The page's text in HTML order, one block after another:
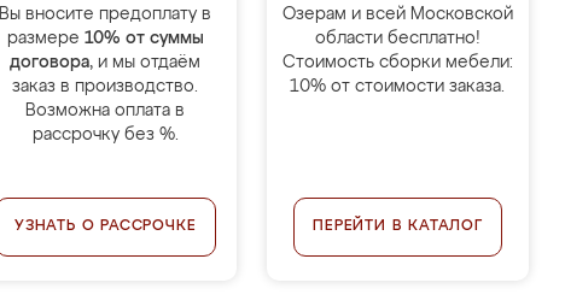
Вы вносите предоплату в
размере 10% от суммы
договора, и мы отдаём
заказ в производство.
Возможна оплата в
рассрочку без %.
УЗНАТЬ О РАССРОЧКЕ
Озерам и всей Московской
области бесплатно!
Стоимость сборки мебели:
10% от стоимости заказа.
ПЕРЕЙТИ В КАТАЛОГ